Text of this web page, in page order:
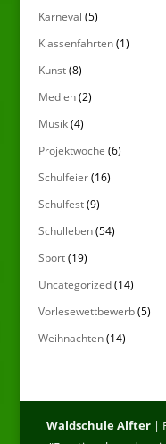
Karneval (5)
Klassenfahrten(1)
Kunst(8)
Medien(2)
Musik(4)
Projektwoche (6)
Schulfeier(16)
Schulfest(9)
Schulleben(54)
Sport(19)
Uncategorized(14)
Vorlesewettbewerb(5)
Weihnachten(14)
Waldschule Alfter |